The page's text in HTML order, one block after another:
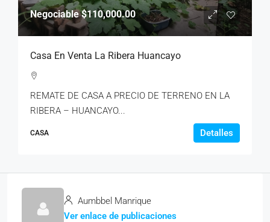
Negociable$110,000.00
Casa En Venta La Ribera Huancayo
REMATE DE CASA A PRECIO DE TERRENO EN LA
RIBERA – HUANCAYO...
CASA Detalles
Aumbbel Manrique
Ver enlace de publicaciones